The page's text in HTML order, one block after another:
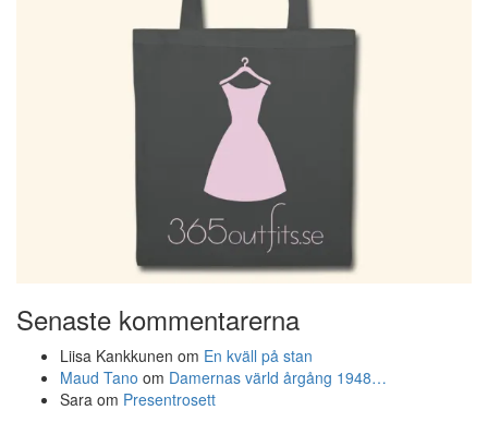
Senaste kommentarerna
Liisa Kankkunen om En kväll på stan
Maud Tano om Damernas värld årgång 1948…
Sara om Presentrosett